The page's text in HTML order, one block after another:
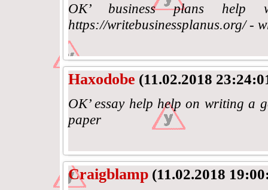
OK’ business plans
https://writebusinessplanus.org/ -
Haxodobe (11.02.2018
OK’ essay help help on writing a
paper
Craigblamp (11.02.2018